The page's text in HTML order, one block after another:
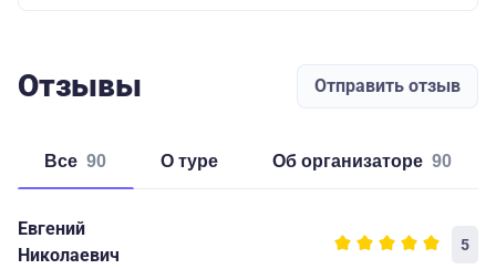
Отзывы Отправить отзыв
Все 90 о туре об организаторе 90
Евгений
Николаевич
5